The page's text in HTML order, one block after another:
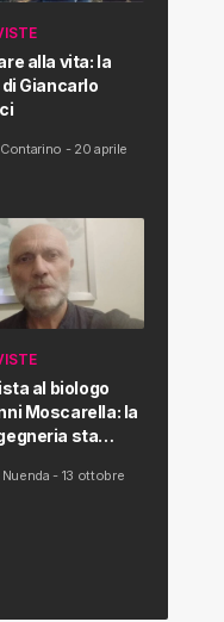
alla vita: la
Giancarlo
- 20 aprile
al biologo
Moscarella: la
sta
Nuenda - 13 ottobre